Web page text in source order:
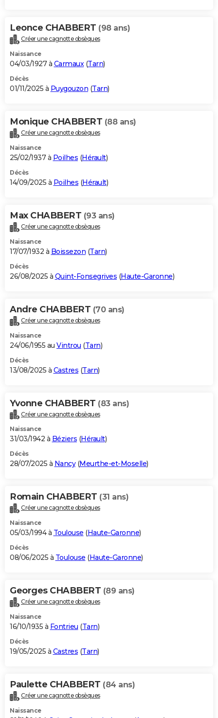
Leonce CHABBERT (98 ans)
Créer une cagnotte obsèques
Naissance
04/03/1927 à Carmaux(Tarn)
Décès
01/11/2025 à Puygouzon (Tarn)
Monique CHABBERT (88 ans)
Créer une cagnotte obsèques
Naissance
25/02/1937 à Poilhes (Hérault)
Décès
14/09/2025 à Poilhes (Hérault)
Max CHABBERT (93 ans)
Créer une cagnotte obsèques
Naissance
17/07/1932 à Boissezon (Tarn)
Décès
26/08/2025 à Quint-Fonsegrives (Haute-Garonne)
Andre CHABBERT (70 ans)
Créer une cagnotte obsèques
Naissance
24/06/1955 au Vintrou (Tarn)
Décès
13/08/2025 à Castres (Tarn)
Yvonne CHABBERT (83 ans)
Créer une cagnotte obsèques
Naissance
31/03/1942 à Béziers (Hérault)
Décès
28/07/2025 à Nancy(Meurthe-et-Moselle)
Romain CHABBERT (31 ans)
Créer une cagnotte obsèques
Naissance
05/03/1994 à Toulouse (Haute-Garonne)
Décès
08/06/2025 à Toulouse (Haute-Garonne)
Georges CHABBERT (89 ans)
Créer une cagnotte obsèques
Naissance
16/10/1935 à Fontrieu (Tarn)
Décès
19/05/2025 à Castres (Tarn)
Paulette CHABBERT (84 ans)
Créer une cagnotte obsèques
Naissance